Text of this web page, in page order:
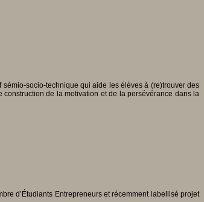
sémio-socio-technique qui aide les élèves à (re)trouver des
de la motivation et de la persévérance dans la
d’Étudiants Entrepreneurs et récemment labellisé projet